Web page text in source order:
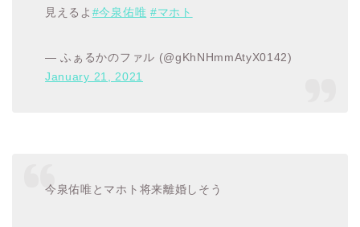
見えるよ #今泉佑唯 #マホト
— ふぁるかのファル (@gKhNHmmAtyX0142)
January 21, 2021
今泉佑唯とマホト将来離婚しそう